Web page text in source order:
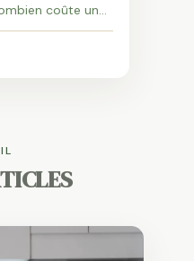
coûte un
d’achat Prix,
savoir avant